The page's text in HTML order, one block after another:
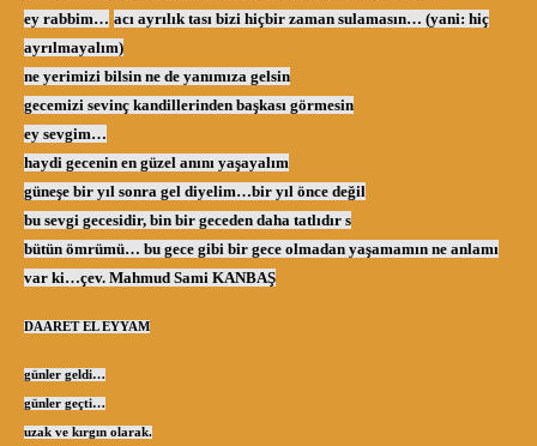
ey rabbim… acı ayrılık tası bizi hiçbir zaman sulamasın… (yani: hiç
ayrılmayalım)
ne yerimizi bilsin ne de yanımıza gelsin
gecemizi sevinç kandillerinden başkası görmesin
ey sevgim…
haydi gecenin en güzel anını yaşayalım
güneşe bir yıl sonra gel diyelim…bir yıl önce değil
bu sevgi gecesidir, bin bir geceden daha tatlıdır s
bütün ömrümü… bu gece gibi bir gece olmadan yaşamamın ne anlamı
var ki…çev. Mahmud Sami KANBAŞ
DAARET EL EYYAM
günler geldi…
günler geçti…
uzak ve kırgın olarak.